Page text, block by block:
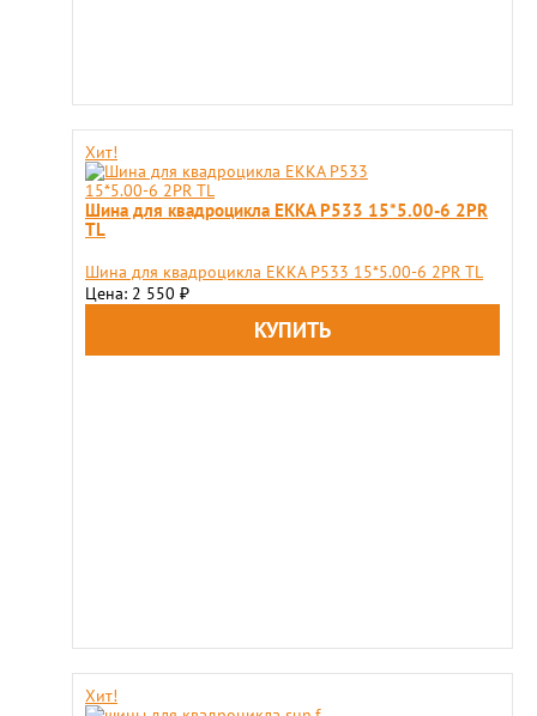
Хит!
Шина для квадроцикла EKKA P533 15*5.00-6 2PR
TL
Шина для квадроцикла EKKA P533 15*5.00-6 2PR TL
Цена: 2 550 ₽
Хит!